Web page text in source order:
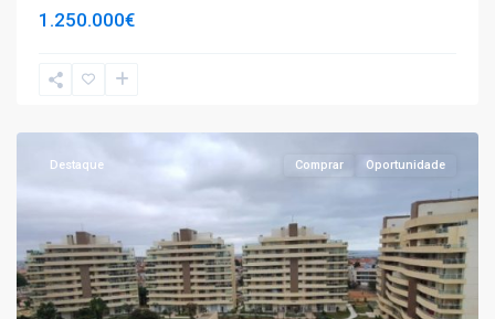
1.250.000€
Destaque Comprar Oportunidade